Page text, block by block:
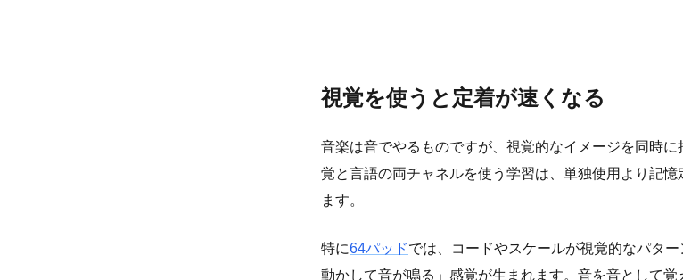
視覚を使うと定着が速くなる
音楽は音でやるものですが、視覚的なイメージを同時
覚と言語の両チャネルを使う学習は、単独使用より記
ます。
特に64パッドでは、コードやスケールが視覚的なパタ
動かして音が鳴る」感覚が生まれます。音を音として覚